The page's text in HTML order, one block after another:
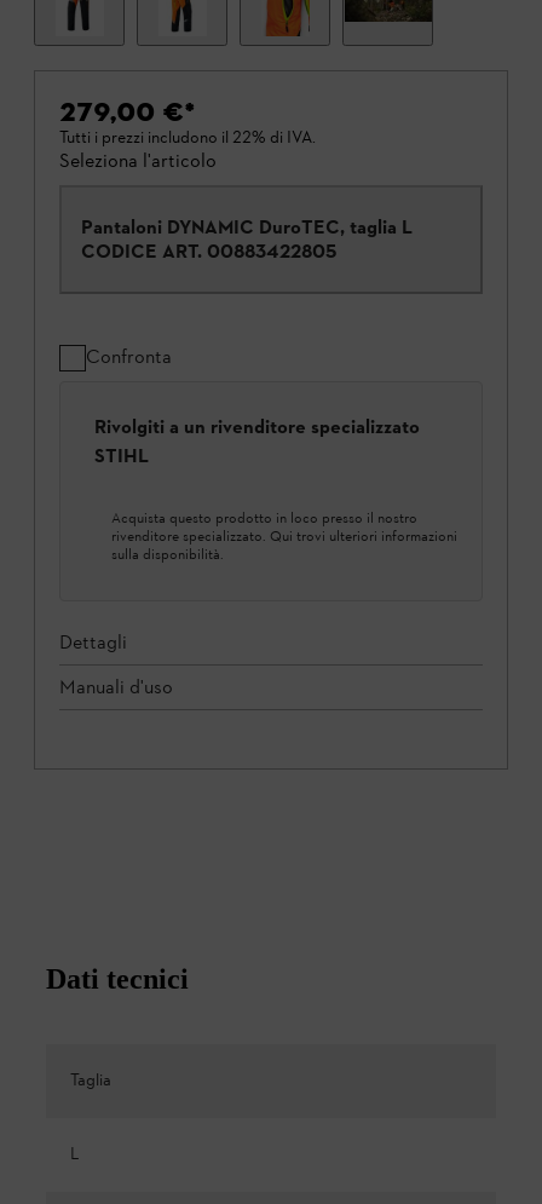
279,00 €*
Tutti i prezzi includono il 22% di IVA.
Seleziona l'articolo
Pantaloni DYNAMIC DuroTEC, taglia L
CODICE ART. 00883422805
Confronta
Rivolgiti a un rivenditore specializzato
STIHL
Acquista questo prodotto in loco presso il nostro
rivenditore specializzato. Qui trovi ulteriori informazioni
sulla disponibilità.
Dettagli
Manuali d'uso
Dati tecnici
Taglia
L